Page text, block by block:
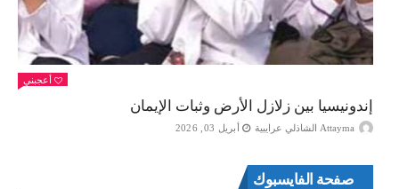
أعجبني
إندونيسيا بين زلازل الأرض وثبات الإيمان
Attayma الشاذلي عرايبية أبريل 03, 2026
صفحة الفايسبوك